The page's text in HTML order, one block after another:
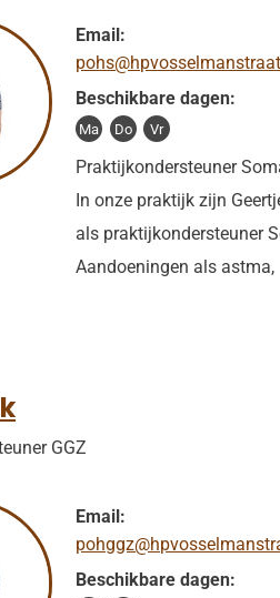
Email:
Beschikbare dagen:
Ma Do Vr
Praktijkondersteuner
In onze praktijk zijn
als praktijkondersteuner
Aandoeningen als astma,
GGZ
Email:
Beschikbare dagen: